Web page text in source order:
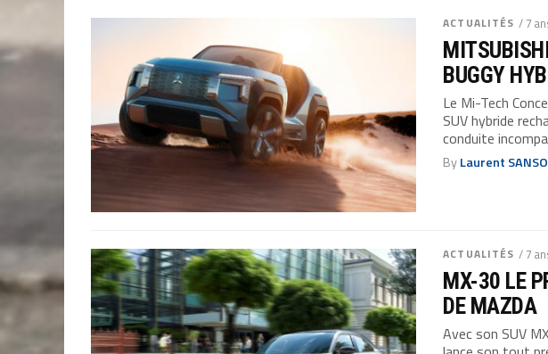
ACTUALITÉS / 7
BUGGY
Le Mi-Tech
SUV hybride
conduite
ByLaurent
ACTUALITÉS / 7
MX-30 LE
DE MAZDA
Avec son SUV